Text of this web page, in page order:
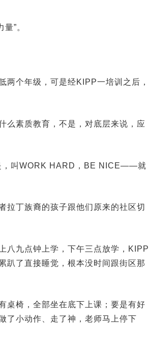
”。
两个年级，可是经KIPP一培训之后，
么素质教育，不是，对底层来说，应
，叫WORK HARD，BE NICE——就
拉丁族裔的孩子跟他们原来的社区切
八九点钟上学，下午三点放学，KIPP
趴了直接睡觉，根本没时间跟街区那
桌椅，全部坐在底下上课；要是有好
了小动作、走了神，老师马上停下